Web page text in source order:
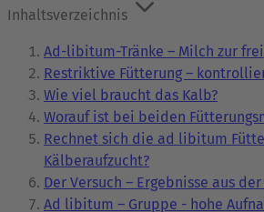
Inhaltsverzeichnis
Ad-libitum-Tränke – Milch zur
Restriktive Fütterung –
Wie viel braucht das Kalb?
Worauf ist bei beiden
Rechnet sich die ad libitum
Kälberaufzucht?
Der Versuch – Ergebnisse aus
Ad libitum – Gruppe - hohe